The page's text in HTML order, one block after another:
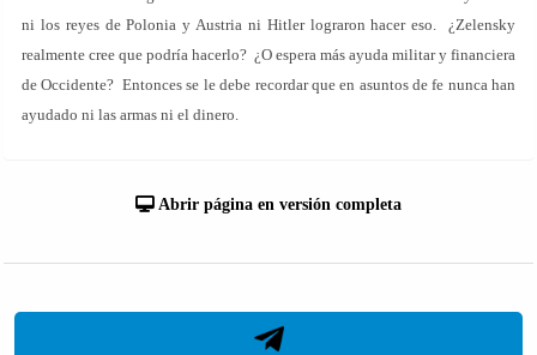
ni los reyes de Polonia y Austria ni Hitler lograron hacer eso. ¿Zelensky
realmente cree que podría hacerlo? ¿O espera más ayuda militar y financiera
de Occidente? Entonces se le debe recordar que en asuntos de fe nunca han
ayudado ni las armas ni el dinero.
Abrir página en versión completa